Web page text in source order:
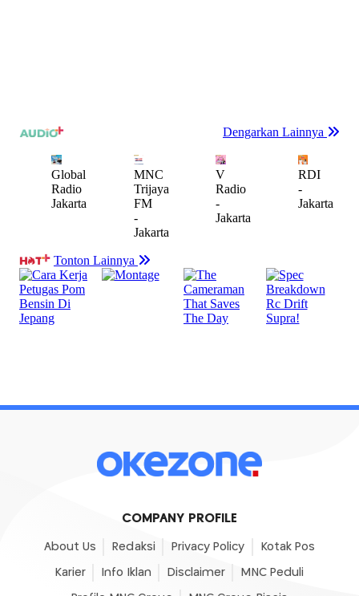
COMPANY PROFILE
About Us Redaksi Privacy Policy Kotak Pos
Karier Info Iklan Disclaimer MNC Peduli